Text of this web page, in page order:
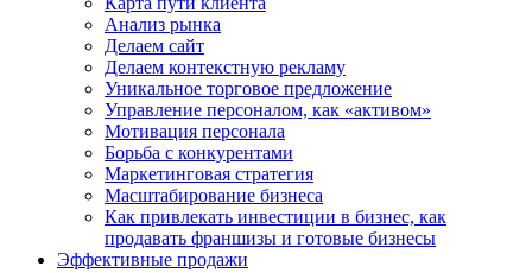
Анализ рынка
Делаем сайт
Делаем контекстную рекламу
Уникальное торговое предложение
Управление персоналом, как «активом»
Мотивация персонала
Борьба с конкурентами
Маркетинговая стратегия
Масштабирование бизнеса
Как привлекать инвестиции в бизнес, как
продавать франшизы и готовые бизнесы
Эффективные продажи